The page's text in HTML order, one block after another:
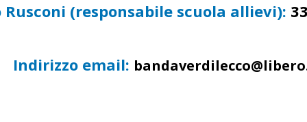
Rusconi (responsabile scuola allievi):
Indirizzo email: